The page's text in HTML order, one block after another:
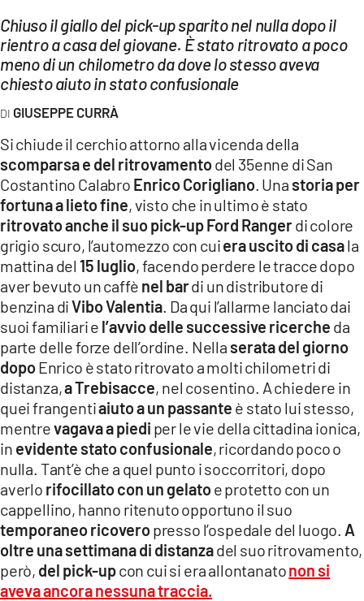
LAC ONAIR
LaC
LACTV.IT
LACONAIR.IT
LACITYMAG.IT
ILREGGINO.IT
COSENZACHANNEL.IT
ILVIBONESE.IT
CATANZAROCHANNEL.IT
LACAPITALENEWS.IT
App
ANDROID
APPLE
Chiuso il giallo del pick-up sparito nel nulla dopo il
rientro a casa del giovane. È stato ritrovato a poco
meno di un chilometro da dove lo stesso aveva
chiesto aiuto in stato confusionale
GIUSEPPE CURRÀ
Si chiude il cerchio attorno alla vicenda della
scomparsa e del ritrovamentodel 35enne di San
Costantino Calabro Enrico Corigliano. Una storia per
fortuna a lieto fine, visto che in ultimo è stato
ritrovato anche il suo pick-up Ford Rangerdi colore
grigio scuro, l’automezzo con cuiera uscito di casala
mattina del 15 luglio, facendo perdere le tracce dopo
aver bevuto un caffè nel bardi un distributore di
benzina diVibo Valentia . Da qui l’allarme lanciato dai
suoi familiari e l’avvio delle successive ricerche da
parte delle forze dell’ordine. Nella serata del giorno
dopoEnrico è stato ritrovato a molti chilometri di
distanza,a Trebisacce, nel cosentino. A chiedere in
quei frangentiaiuto a un passante è stato lui stesso,
mentrevagava a piedi per le vie della cittadina ionica,
in evidente stato confusionale, ricordando poco o
nulla. Tant’è che a quel punto i soccorritori, dopo
averlo rifocillato con un gelatoe protetto con un
cappellino, hanno ritenuto opportuno il suo
temporaneo ricoveropresso l’ospedale del luogo. A
oltre una settimana di distanzadel suo ritrovamento,
però, del pick-upcon cui si era allontanatonon si
aveva ancora nessuna traccia.